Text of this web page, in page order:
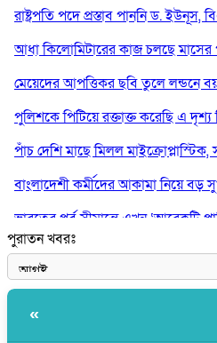
রাষ্ট্রপতি পদে প্রস্তাব পাননি ড. ইউনূস,
আধা কিলোমিটারের কাজ চলছে মাসের
মেয়েদের আপত্তিকর ছবি তুলে লন্ডনে
পুলিশকে পিটিয়ে রক্তাক্ত করেছি এ
পাঁচ দেশি মাছে মিলল
বাংলাদেশী কর্মীদের আকামা নিয়ে
ভারতের পূর্ব সীমান্তে এখন ‘আরেকটি
সাকিব আল হাসানের বাড়িতে আগুন,
পুরাতন খবরঃ
«